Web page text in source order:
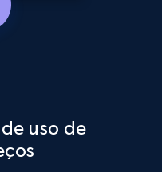
URL
id, Title, Rating,
uso de